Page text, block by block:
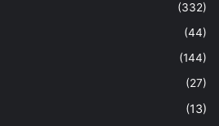
(332)
(44)
(144)
(27)
(13)